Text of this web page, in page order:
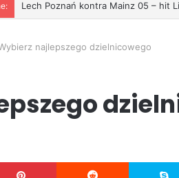
najlepszego dzielnicowego
Pinterest Reddit